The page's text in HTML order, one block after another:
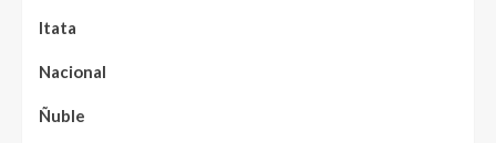
Itata
Nacional
Ñuble